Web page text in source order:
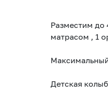
Разместим до
матрасом , 1
Детская